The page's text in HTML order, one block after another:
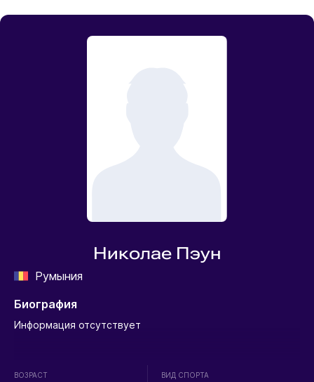
Николае Пэун
Румыния
Биография
Информация отсутствует
ВОЗРАСТ ВИД СПОРТА